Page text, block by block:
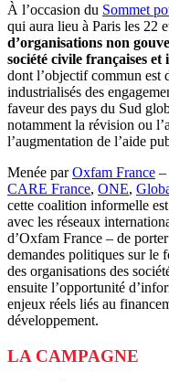
À l’occasion du Sommet
qui aura lieu à Paris les 22
d’organisations non
société civile françaises
dont l’objectif commun est
industrialisés des
faveur des pays du Sud
notamment la révision ou
l’augmentation de l’aide
Menée parOxfam France –
CARE France, ONE,
cette coalition informelle
avec les réseaux
d’Oxfam France – de
demandes politiques sur le
des organisations des
ensuite l’opportunité
enjeux réels liés au
développement.
LA CAMPAGNE